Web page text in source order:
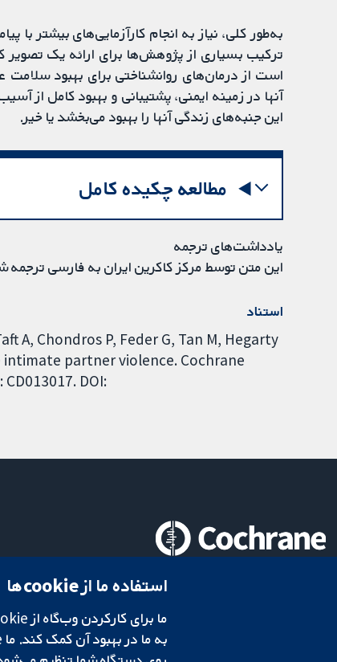
به‌طور کلی، نیاز به انجام کارآزمایی‌های بیشتر با
ترکیب بسیاری از پژوهش‌ها برای ارائه یک تصویر
است از درمان‌های روانشناختی برای بهبود سلامت
آنها در زمینه ایمنی، پشتیبانی و بهبود کامل از
این جنبه‌های زندگی آنها را بهبود می‌بخشد یا خیر.
مطالعه چکیده کامل
یادداشت‌های ترجمه
این متن توسط مرکز کاکرین ایران به فارسی
استناد
A, Chondros P, Feder G, Tan M, Hegarty
partner violence. Cochrane
DOI:
استفاده ما از cookie‌ها